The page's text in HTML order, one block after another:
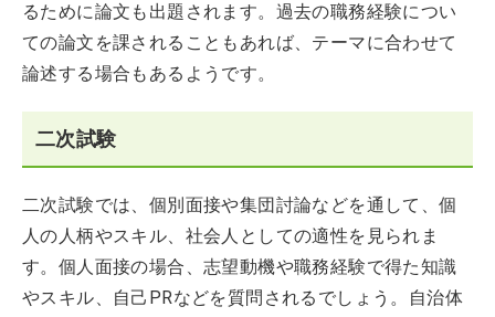
るために論文も出題されます。過去の職務経験につい
ての論文を課されることもあれば、テーマに合わせて
論述する場合もあるようです。
二次試験
二次試験では、個別面接や集団討論などを通して、個
人の人柄やスキル、社会人としての適性を見られま
す。個人面接の場合、志望動機や職務経験で得た知識
やスキル、自己PRなどを質問されるでしょう。自治体